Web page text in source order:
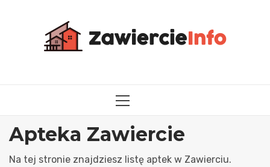
MENU
Apteka Zawiercie
Na tej stronie znajdziesz listę aptek w Zawierciu.